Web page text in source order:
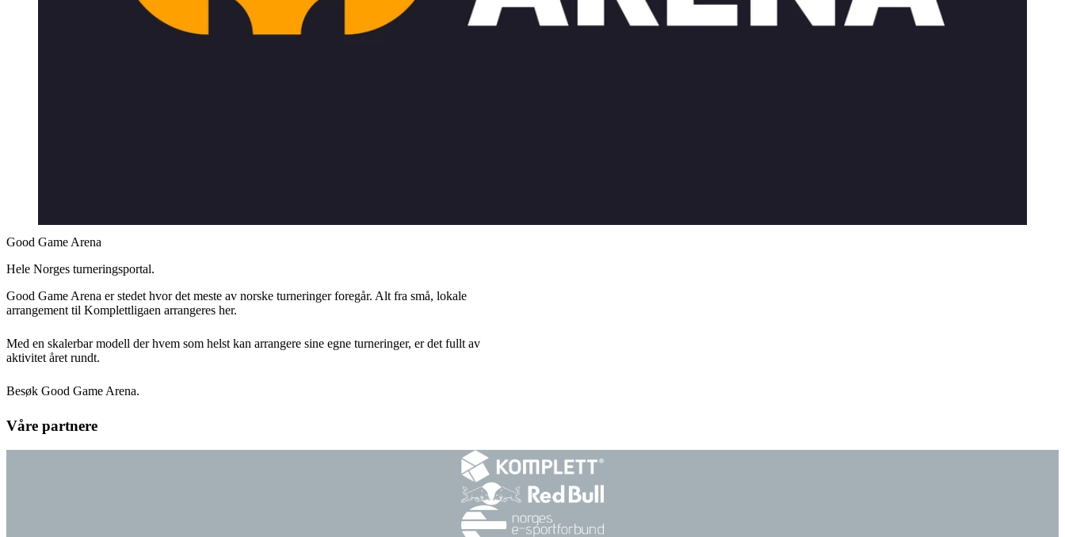
Good Game Arena
Hele Norges turneringsportal.
Good Game Arena er stedet hvor det meste av norske turneringer foregår. Alt fra små, lokale
arrangement til Komplettligaen arrangeres her.
Med en skalerbar modell der hvem som helst kan arrangere sine egne turneringer, er det fullt av
aktivitet året rundt.
Besøk Good Game Arena.
Våre partnere